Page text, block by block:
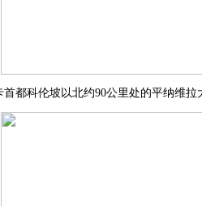
科伦坡以北约90公里处的平纳维拉